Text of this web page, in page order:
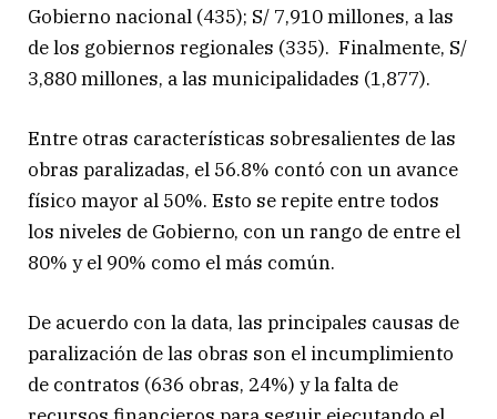
Gobierno nacional (435); S/ 7,910 millones, a las
de los gobiernos regionales (335). Finalmente, S/
3,880 millones, a las municipalidades (1,877).
Entre otras características sobresalientes de las
obras paralizadas, el 56.8% contó con un avance
físico mayor al 50%. Esto se repite entre todos
los niveles de Gobierno, con un rango de entre el
80% y el 90% como el más común.
De acuerdo con la data, las principales causas de
paralización de las obras son el incumplimiento
de contratos (636 obras, 24%) y la falta de